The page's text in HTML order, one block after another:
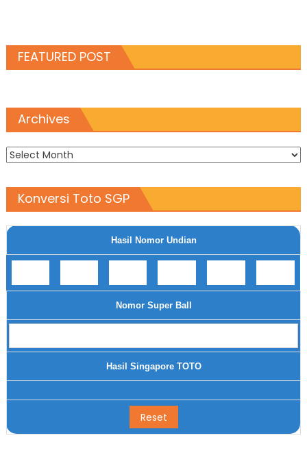
FEATURED POST
Archives
Archives
Konversi Toto SGP
Hasil Nomor Undian
Nomor Super Ball
Hasil Singapore TOTO